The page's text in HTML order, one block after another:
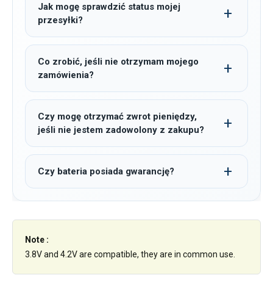
Jak mogę sprawdzić status mojej
przesyłki?
Co zrobić, jeśli nie otrzymam mojego
zamówienia?
Czy mogę otrzymać zwrot pieniędzy,
jeśli nie jestem zadowolony z zakupu?
Czy bateria posiada gwarancję?
Note :
3.8V and 4.2V are compatible, they are in common use.